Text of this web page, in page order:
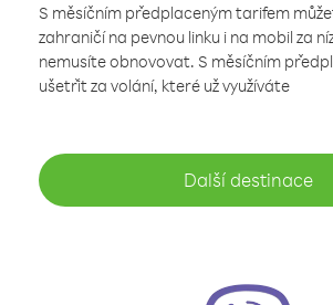
S měsíčním předplaceným tarifem
zahraničí na pevnou linku i na mobil za
nemusíte obnovovat. S měsíčním
ušetřit za volání, které už využíváte
Další destinace